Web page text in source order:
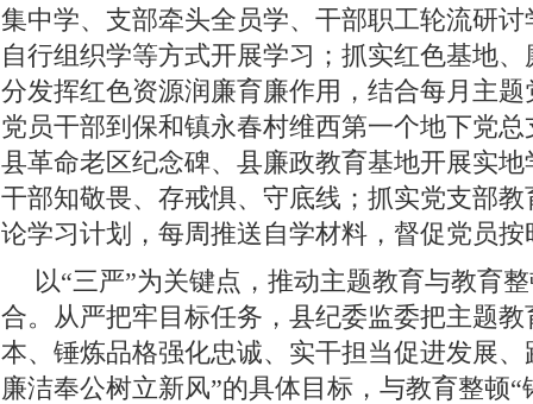
集中学、支部牵头全员学、干部职工轮流研
自行组织学等方式开展学习；抓实红色基地
分发挥红色资源润廉育廉作用，结合每月主
党员干部到保和镇永春村维西第一个地下党
县革命老区纪念碑、县廉政教育基地开展实
干部知敬畏、存戒惧、守底线；抓实党支部
论学习计划，每周推送自学材料，督促党员按
以“三严”为关键点，推动主题教育与教育
合。从严把牢目标任务，县纪委监委把主题
本、锤炼品格强化忠诚、实干担当促进发展
廉洁奉公树立新风”的具体目标，与教育整顿